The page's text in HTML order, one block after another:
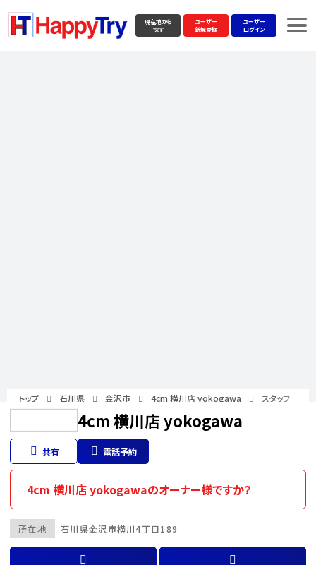
現在地から
探す
ユーザー
新規登録
ユーザー
ログイン
トップ 石川県 金沢市 4cm 横川店 yokogawa スタッフ
4cm 横川店 yokogawa
共有 電話予約
4cm 横川店 yokogawaのオーナー様ですか？
所在地 石川県金沢市横川4丁目189